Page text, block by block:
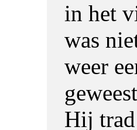
in het
was
weer
Hij